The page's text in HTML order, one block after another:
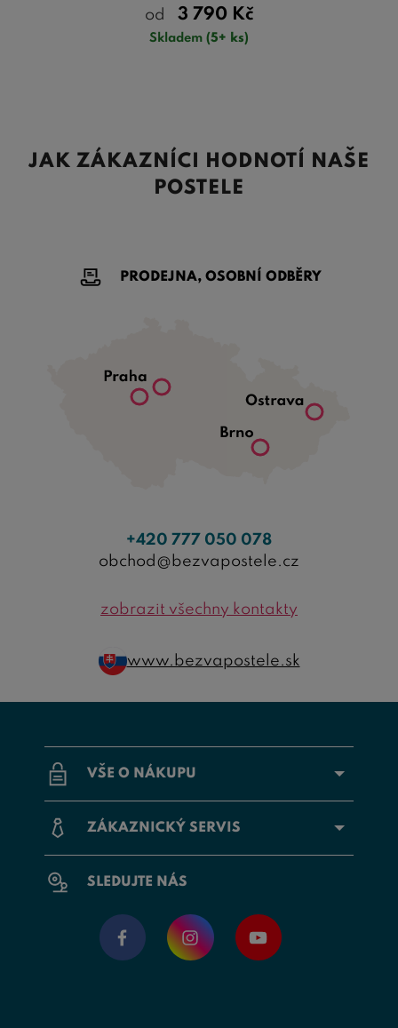
od 3 790 Kč
Skladem (5+ ks)
JAK ZÁKAZNÍCI HODNOTÍ NAŠE
POSTELE
VŠE O NÁKUPU
ZÁKAZNICKÝ SERVIS
SLEDUJTE NÁS
PRODEJNA, OSOBNÍ ODBĚRY
+420 777 050 078
obchod@bezvapostele.cz
zobrazit všechny kontakty
www.bezvapostele.sk